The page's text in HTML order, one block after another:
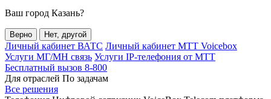
Ваш город Казань?
Верно Нет, другой
Личный кабинет ВАТС Личный кабинет МТТ Voicebox
Услуги МГ/МН связь Услуги IP-телефония от МТТ
Бесплатный вызов 8-800
Для отраслей По задачам
Все решения